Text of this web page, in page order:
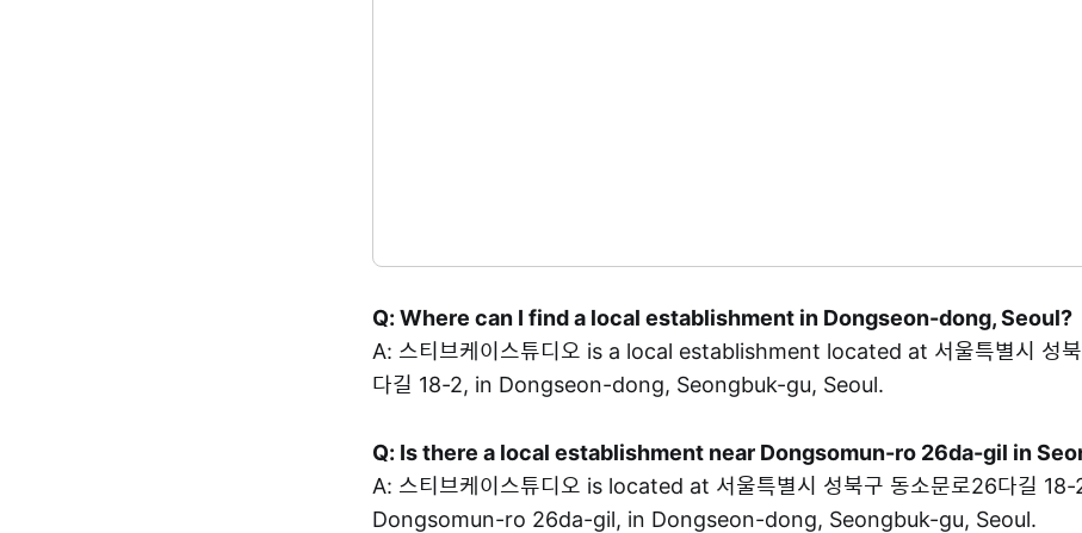
Q: Where can I find a local establishment in Dongseon-dong, Seoul?
A: 스티브케이스튜디오 is a local establishment located at 서울특별시 성
다길 18-2, in Dongseon-dong, Seongbuk-gu, Seoul.
Q: Is there a local establishment near Dongsomun-ro 26da-gil in
A: 스티브케이스튜디오 is located at 서울특별시 성북구 동소문로26다길
Dongsomun-ro 26da-gil, in Dongseon-dong, Seongbuk-gu, Seoul.